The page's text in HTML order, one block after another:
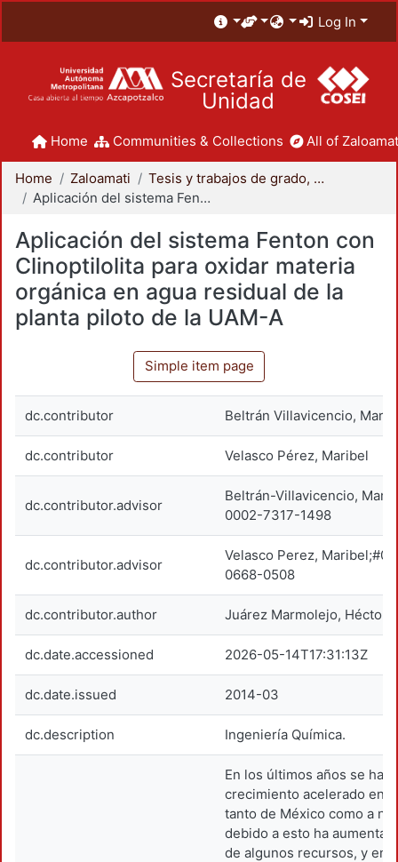
Log In
Secretaría de
Unidad
Home Communities & Collections All of
Home Zaloamati
Tesis y trabajos de grado, licenciatura - Zaloamati
Aplicación del sistema Fenton con Clinoptilolita para oxidar materia orgánica en agua residual de la planta piloto de la UAM-A
Aplicación del sistema Fenton con
Clinoptilolita para oxidar materia
orgánica en agua residual de la
planta piloto de la UAM-A
Simple item page
dc.contributor Beltrán Villavicencio,
dc.contributor Velasco Pérez, Maribel
dc.contributor.advisor
Beltrán-Villavicencio,
0002-7317-1498
dc.contributor.advisor
Velasco Perez,
0668-0508
dc.contributor.author Juárez Marmolejo, Héctor
dc.date.accessioned 2026-05-14T17:31:13Z
dc.date.issued 2014-03
dc.description Ingeniería Química.
En los últimos años se ha
crecimiento acelerado en
tanto de México como a
debido a esto ha
de algunos recursos, y en